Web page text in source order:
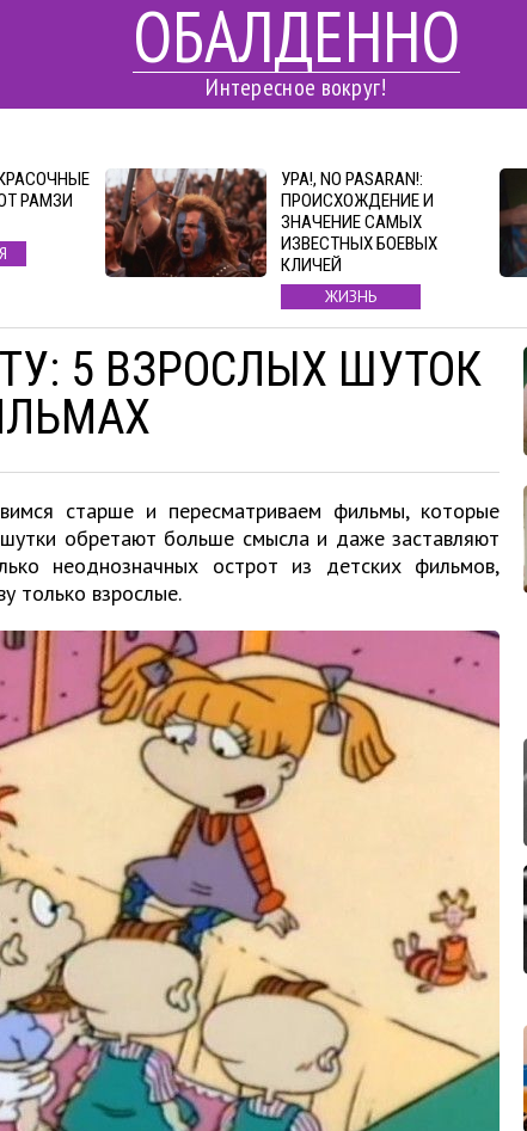
ОБАЛДЕННО
Интересное вокруг!
РАМЗИ
УРА!, NO PASARAN!:
ПРОИСХОЖДЕНИЕ И
ЗНАЧЕНИЕ САМЫХ
ИЗВЕСТНЫХ БОЕВЫХ
КЛИЧЕЙ
ЖИЗНЬ
5 ВЗРОСЛЫХ ШУТОК
старше и пересматриваем фильмы, которые
обретают больше смысла и даже заставляют
неоднозначных острот из детских фильмов,
только взрослые.